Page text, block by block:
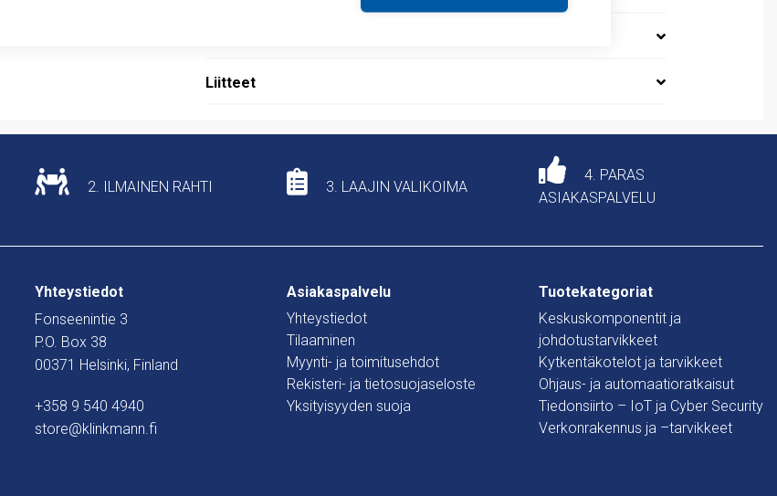
Liitteet
2. ILMAINEN RAHTI 3. LAAJIN VALIKOIMA
4. PARAS
ASIAKASPALVELU
Yhteystiedot
Fonseenintie 3
P.O. Box 38
00371 Helsinki, Finland
+358 9 540 4940
store@klinkmann.fi
Asiakaspalvelu
Yhteystiedot
Tilaaminen
Myynti- ja toimitusehdot
Rekisteri- ja tietosuojaseloste
Yksityisyyden suoja
Tuotekategoriat
Keskuskomponentit ja
johdotustarvikkeet
Kytkentäkotelot ja tarvikkeet
Ohjaus- ja automaatioratkaisut
Tiedonsiirto – IoT ja Cyber Security
Verkonrakennus ja –tarvikkeet